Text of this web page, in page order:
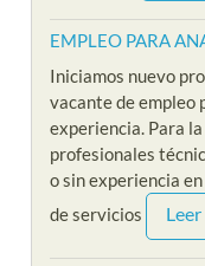
EMPLEO PARA
Iniciamos nuevo
vacante de empleo
experiencia. Para
profesionales
o sin experiencia
de servicios
Leer